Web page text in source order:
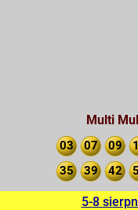
Multi
03 07 09
35
39 42
5-8